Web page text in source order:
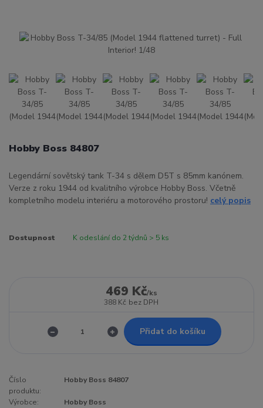
Hobby Boss 84807
Legendární sovětský tank T-34 s dělem D5T s 85mm kanónem.
Verze z roku 1944 od kvalitního výrobce Hobby Boss. Včetně
kompletního modelu interiéru a motorového prostoru! celý popis
Dostupnost K odeslání do 2 týdnů > 5 ks
469 Kč/ks
388 Kč bez DPH
Přidat do košíku
Číslo
produktu:
Hobby Boss 84807
Výrobce:
Hobby Boss